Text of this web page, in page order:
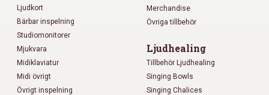
Ljudkort
Bärbar inspelning
Studiomonitorer
Mjukvara
Midiklaviatur
Midi övrigt
Övrigt inspelning
Merchandise
Övriga tillbehör
Ljudhealing
Tillbehör Ljudhealing
Singing Bowls
Singing Chalices